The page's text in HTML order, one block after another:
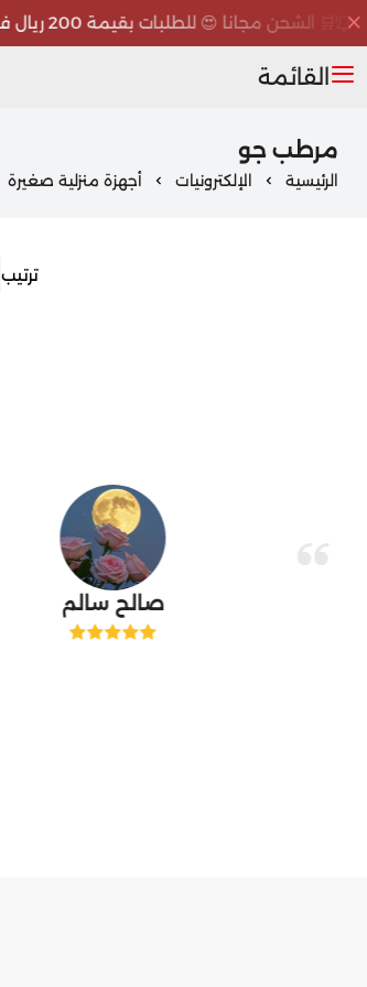
🛒 الشحن مجانا 😍 للطلبات بقيمة 200 ريال فأكثر 🛒
القائمة
مرطب جو
الرئيسية الإلكترونيات أجهزة منزلية صغيرة
ترتيب
صالح سالم